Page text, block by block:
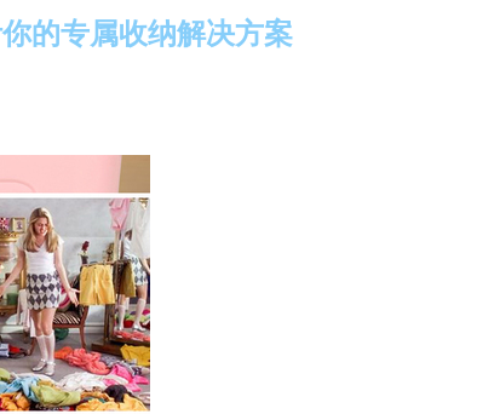
的专属收纳解决方案